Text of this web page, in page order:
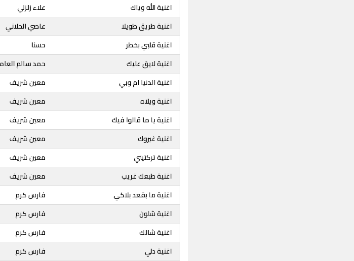
اغنية الله وياك
علاء زلزلي
اغنية طريق طويلا
عاصي الحلاني
اغنية قلبي بخطر
حسنا
اغنية لايق عليك
حمد سالم
اغنية الدنيا ام وبي
معين شريف
اغنية ويلاه
معين شريف
اغنية يا ما قالوا فيك
معين شريف
اغنية غيروك
معين شريف
اغنية تركتيني
معين شريف
اغنية طبعك غريب
معين شريف
اغنية ما بقعد بلاكي
فارس كرم
اغنية شلون
فارس كرم
اغنية شالك
فارس كرم
اغنية دلي
فارس كرم